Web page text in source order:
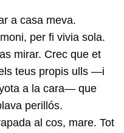
a casa meva.
per fi vivia sola.
mirar. Crec que et
teus propis ulls —i
a la cara— que
perillós.
al cos, mare. Tot